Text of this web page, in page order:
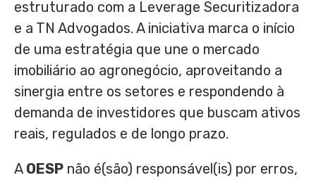
estruturado com a Leverage Securitizadora
e a TN Advogados. A iniciativa marca o início
de uma estratégia que une o mercado
imobiliário ao agronegócio, aproveitando a
sinergia entre os setores e respondendo à
demanda de investidores que buscam ativos
reais, regulados e de longo prazo.
A OESP não é(são) responsável(is) por erros,